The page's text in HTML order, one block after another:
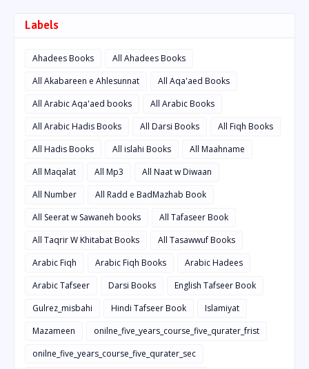
Labels
Ahadees Books
All Ahadees Books
All Akabareen e Ahlesunnat
All Aqa'aed Books
All Arabic Aqa'aed books
All Arabic Books
All Arabic Hadis Books
All Darsi Books
All Fiqh Books
All Hadis Books
All islahi Books
All Maahname
All Maqalat
All Mp3
All Naat w Diwaan
All Number
All Radd e BadMazhab Book
All Seerat w Sawaneh books
All Tafaseer Book
All Taqrir W Khitabat Books
All Tasawwuf Books
Arabic Fiqh
Arabic Fiqh Books
Arabic Hadees
Arabic Tafseer
Darsi Books
English Tafseer Book
Gulrez_misbahi
Hindi Tafseer Book
Islamiyat
Mazameen
onilne_five_years_course_five_qurater_frist
onilne_five_years_course_five_qurater_sec